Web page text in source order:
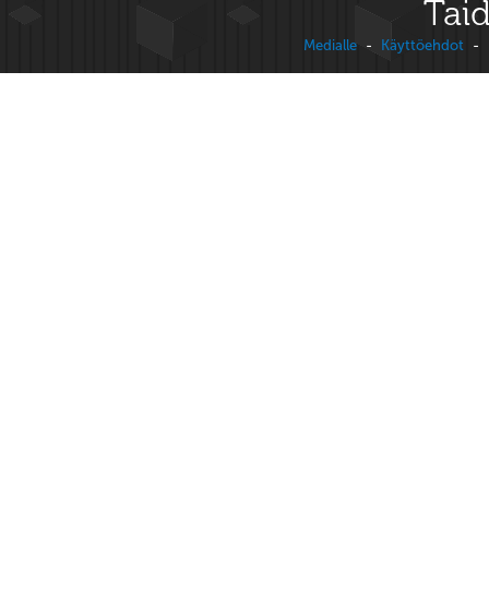
Medialle - Käyttöehdot -